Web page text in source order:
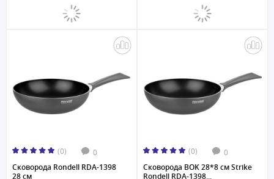
(0) 0
Сковорода Rondell RDA-1398
28 см
(0) 0
Сковорода BOK 28*8 см Strike
Rondell RDA-1398...